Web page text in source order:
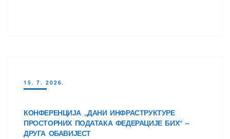
15. 7. 2026.
КОНФЕРЕНЦИЈА „ДАНИ ИНФРАСТРУКТУРЕ
ПРОСТОРНИХ ПОДАТАКА ФЕДЕРАЦИЈЕ БИХ“ –
ДРУГА ОБАВИЈЕСТ